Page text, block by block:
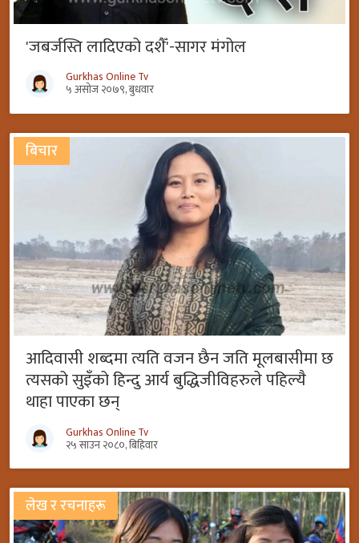
'जबर्जस्ति लादिएको दशैँ'-सागर मंगोल
Gurkhas Online Tv
५ असोज २०७९, बुधवार
बिचार
आदिवासी शब्दमा त्यति वजन छैन जति मूलबासीमा छ
त्यसको सुइँको हिन्दु आर्य बुद्धिजीविहरुले पहिल्यै
थाहा पाएका छन्
Gurkhas Online Tv
२५ साउन २०८०, बिहिवार
लेख र रचनाहरू